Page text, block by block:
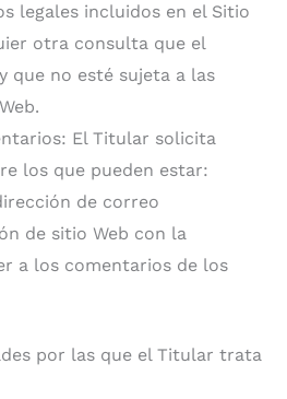
legales incluidos en el Sitio
otra consulta que el
que no esté sujeta a las
El Titular solicita
los que pueden estar:
de correo
de sitio Web con la
a los comentarios de los
por las que el Titular trata